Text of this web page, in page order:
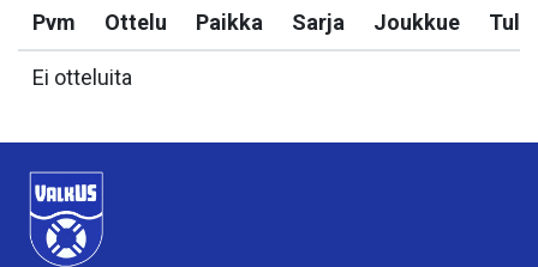
Pvm Ottelu Paikka Sarja Joukkue
Ei otteluita